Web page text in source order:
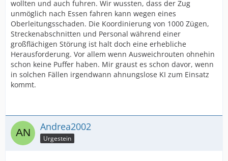
wollten und auch fuhren. Wir wussten, dass der Zug
unmöglich nach Essen fahren kann wegen eines
Oberleitungsschaden. Die Koordinierung von 1000 Zügen,
Streckenabschnitten und Personal während einer
großflächigen Störung ist halt doch eine erhebliche
Herausforderung. Vor allem wenn Ausweichrouten ohnehin
schon keine Puffer haben. Mir graust es schon davor, wenn
in solchen Fällen irgendwann ahnungslose KI zum Einsatz
kommt.
Andrea2002
Urgestein